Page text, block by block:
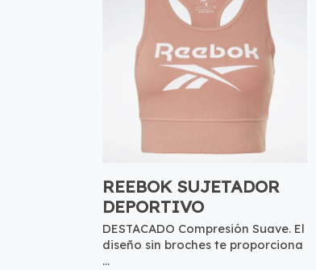
REEBOK SUJETADOR
DEPORTIVO
DESTACADO Compresión Suave. El
diseño sin broches te proporciona
...